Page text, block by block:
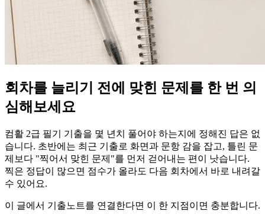
회차를 늘리기 전에 맞힌 문제를 한 번 의
심해보세요
컴활 2급 필기 기출을 몇 년치 풀어야 하는지에 정해진 답은 없
습니다. 초반에는 최근 기출로 화면과 문항 감을 잡고, 틀린 문
제보다 "찍어서 맞힌 문제"를 먼저 걷어내는 편이 낫습니다.
찍은 정답이 많으면 점수가 올라도 다음 회차에서 바로 내려갈
수 있어요.
이 글에서 기출노트를 연결한다면 이 한 지점이면 충분합니다.